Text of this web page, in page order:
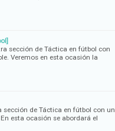
sección de Táctica en fútbol con
Veremos en esta ocasión la
de Táctica en fútbol con un
esta ocasión se abordará el